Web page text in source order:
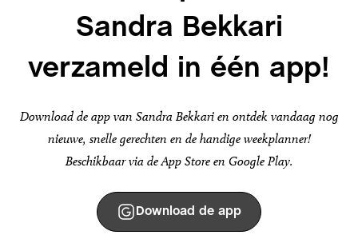
Sandra Bekkari
verzameld in één app!
Download de app van Sandra Bekkari en ontdek vandaag nog
nieuwe, snelle gerechten en de handige weekplanner!
Beschikbaar via de App Store en Google Play.
Download de app